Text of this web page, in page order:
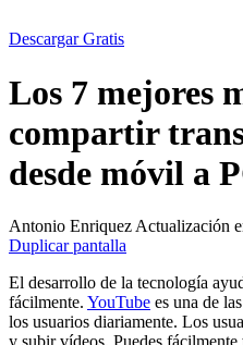
Descargar Gratis
Los 7 mejores
compartir
desde móvil a
Antonio Enriquez Actualización
Duplicar pantalla
El desarrollo de la tecnología
fácilmente. YouTube es una de
los usuarios diariamente. Los